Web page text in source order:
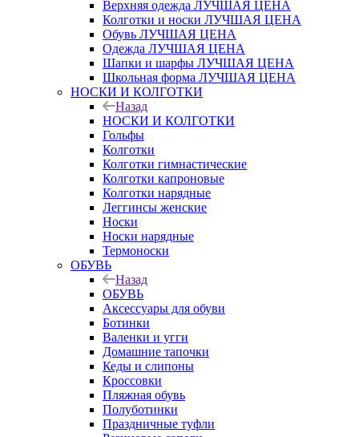
Верхняя одежда ЛУЧШАЯ ЦЕНА
Колготки и носки ЛУЧШАЯ ЦЕНА
Обувь ЛУЧШАЯ ЦЕНА
Одежда ЛУЧШАЯ ЦЕНА
Шапки и шарфы ЛУЧШАЯ ЦЕНА
Школьная форма ЛУЧШАЯ ЦЕНА
НОСКИ И КОЛГОТКИ
Назад
НОСКИ И КОЛГОТКИ
Гольфы
Колготки
Колготки гимнастические
Колготки капроновые
Колготки нарядные
Леггинсы женские
Носки
Носки нарядные
Термоноски
ОБУВЬ
Назад
ОБУВЬ
Аксессуары для обуви
Ботинки
Валенки и угги
Домашние тапочки
Кеды и слипоны
Кроссовки
Пляжная обувь
Полуботинки
Праздничные туфли